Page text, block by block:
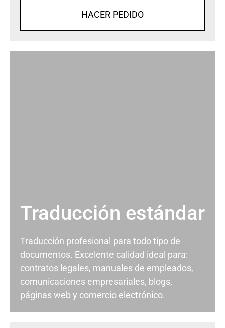
HACER PEDIDO
Traducción estándar
Traducción profesional para todo tipo de
documentos. Excelente calidad ideal para:
contratos legales, manuales de empleados,
comunicaciones empresariales, blogs,
páginas web y comercio electrónico.